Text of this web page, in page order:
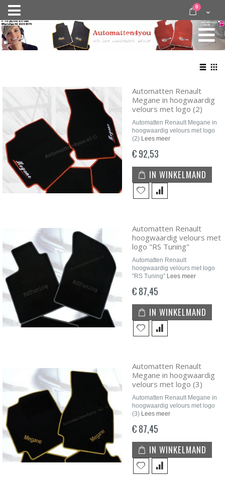
Nav
activeren
door
inhoud
Cart
0 items
Automatten Renault
Megane in hoogwaardig
velours met logo (2)
Automatten Renault Megane in
hoogwaardig velours met logo
(2) Lees meer
€ 92,53
IN WINKELMAND
Automatten Renault
hoogwaardig velours met
logo "RS Tuning"
Automatten Renault
hoogwaardig velours met logo
"RS Tuning" Lees meer
€ 87,45
IN WINKELMAND
Automatten Renault
Megane in hoogwaardig
velours met logo (3)
Automatten Renault Megane in
hoogwaardig velours met logo
(3) Lees meer
€ 87,45
IN WINKELMAND